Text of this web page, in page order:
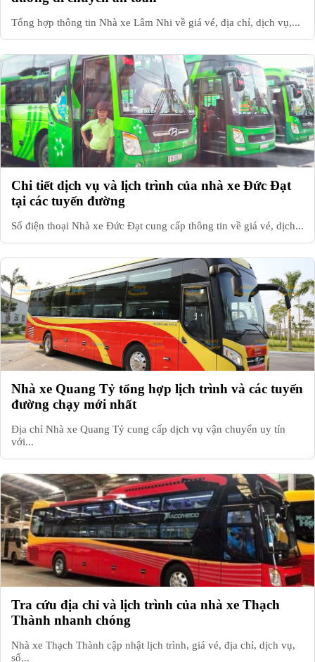
Tổng hợp thông tin Nhà xe Lâm Nhi về giá vé, địa chỉ, dịch vụ,...
Chi tiết dịch vụ và lịch trình của nhà xe Đức Đạt
tại các tuyến đường
Số điện thoại Nhà xe Đức Đạt cung cấp thông tin về giá vé, dịch...
Nhà xe Quang Tỷ tổng hợp lịch trình và các tuyến
đường chạy mới nhất
Địa chỉ Nhà xe Quang Tỷ cung cấp dịch vụ vận chuyển uy tín
với...
Tra cứu địa chỉ và lịch trình của nhà xe Thạch
Thành nhanh chóng
Nhà xe Thạch Thành cập nhật lịch trình, giá vé, địa chỉ, dịch vụ,
số...